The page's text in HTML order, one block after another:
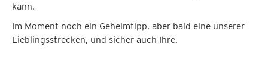
kann.
Im Moment noch ein Geheimtipp, aber bald eine unserer
Lieblingsstrecken, und sicher auch Ihre.